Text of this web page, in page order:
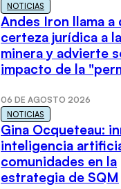
NOTICIAS
Andes Iron llama a
certeza jurídica a
minera y advierte
impacto de la
06 DE AGOSTO 2026
NOTICIAS
Gina Ocqueteau:
inteligencia
comunidades en la
estrategia de SQM